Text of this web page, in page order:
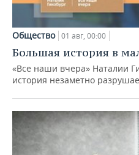
Общество 01 авг, 00:00
Большая история в
«Все наши вчера» Наталии
история незаметно